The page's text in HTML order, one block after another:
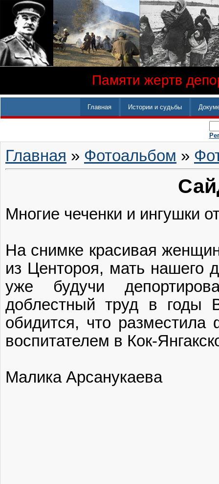
Памяти жертв
Главная Истории и судьбы
Главная » Фотоальбом »
Многие чеченки и ингушки
На снимке красивая
из Центороя, мать нашего
уже будучи
доблестный труд в годы
обидится, что
воспитателем в Кок-
Малика Арсанукаева